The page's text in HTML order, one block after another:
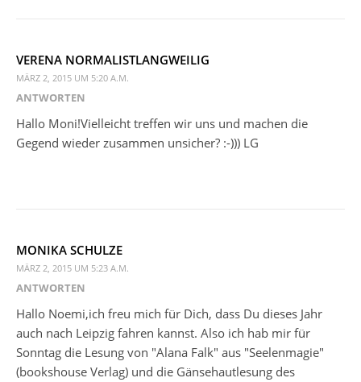
VERENA NORMALISTLANGWEILIG
MÄRZ 2, 2015 UM 5:20 A.M.
ANTWORTEN
Hallo Moni!Vielleicht treffen wir uns und machen die
Gegend wieder zusammen unsicher? :-))) LG
MONIKA SCHULZE
MÄRZ 2, 2015 UM 5:23 A.M.
ANTWORTEN
Hallo Noemi,ich freu mich für Dich, dass Du dieses Jahr
auch nach Leipzig fahren kannst. Also ich hab mir für
Sonntag die Lesung von "Alana Falk" aus "Seelenmagie"
(bookshouse Verlag) und die Gänsehautlesung des